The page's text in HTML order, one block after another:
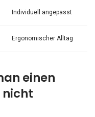
Individuell angepasst
Ergonomischer Alltag
einen
nicht